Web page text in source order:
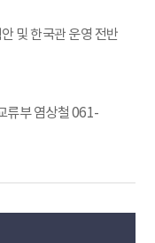
및 한국관 운영 전반
류부 염상철 061-